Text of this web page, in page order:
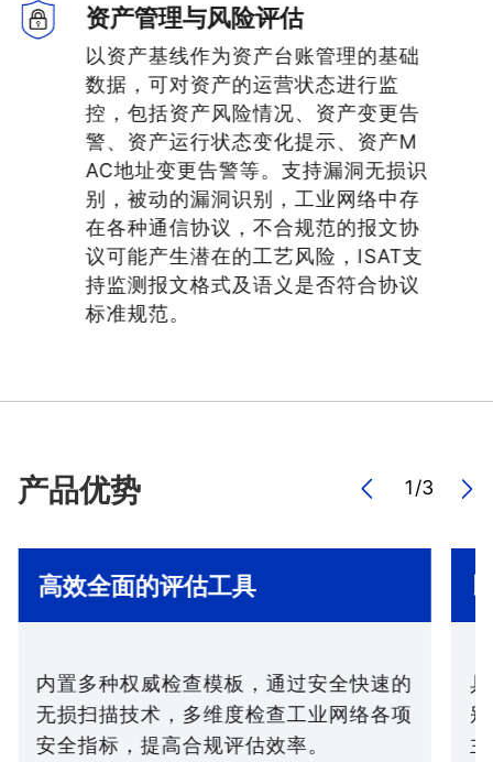
资产管理与风险评估
以资产基线作为资产台账管理的基础
数据，可对资产的运营状态进行监
控，包括资产风险情况、资产变更告
警、资产运行状态变化提示、资产M
AC地址变更告警等。支持漏洞无损识
别，被动的漏洞识别，工业网络中存
在各种通信协议，不合规范的报文协
议可能产生潜在的工艺风险，ISAT支
持监测报文格式及语义是否符合协议
标准规范。
产品优势 1/3
高效全面的评估工具
内置多种权威检查模板，通过安全快速的
无损扫描技术，多维度检查工业网络各项
安全指标，提高合规评估效率。